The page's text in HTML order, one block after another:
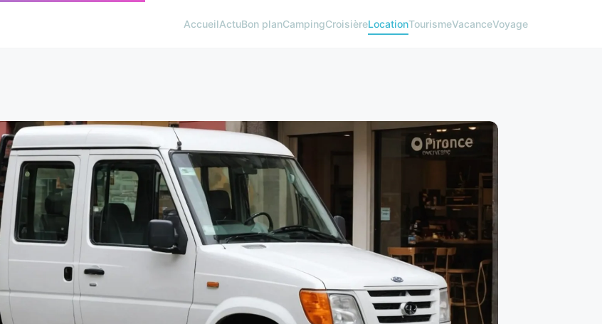
AccueilActuBon planCampingCroisièreLocationTourismeVacanceVoyage